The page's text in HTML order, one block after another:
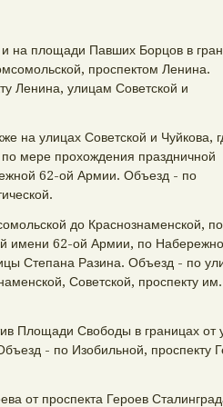
на площади Павших Борцов в
проспектом Ленина.
Ленина, улицам Советской и
на улицах Советской и Чуйкова,
мере прохождения праздничной
62-ой Армии. Объезд - по
до Краснознаменской, по
имени 62-ой Армии, по
Степана Разина. Объезд - по
Советской, проспекту
Площади Свободы в границах от
- по Изобильной, проспекту
от проспекта Героев